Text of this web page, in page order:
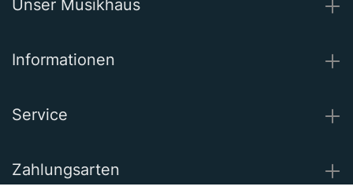
Unser Musikhaus
Informationen
Service
Zahlungsarten